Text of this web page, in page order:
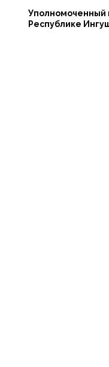
Уполномоченный
Республике